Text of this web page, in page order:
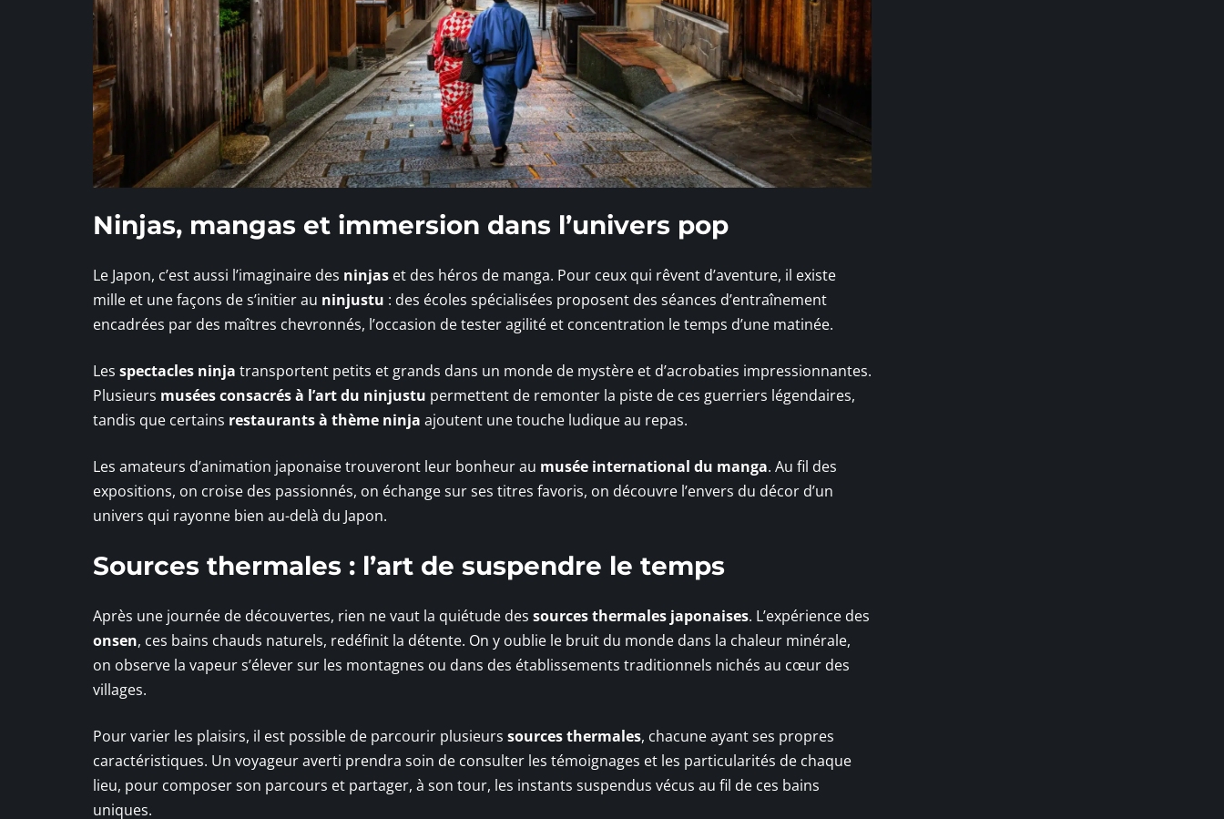
Ninjas, mangas et immersion dans l’univers pop
Le Japon, c’est aussi l’imaginaire des ninjas et des héros de manga. Pour ceux qui rêvent d’aventure, il existe
mille et une façons de s’initier au ninjustu : des écoles spécialisées proposent des séances d’entraînement
encadrées par des maîtres chevronnés, l’occasion de tester agilité et concentration le temps d’une matinée.
Les spectacles ninja transportent petits et grands dans un monde de mystère et d’acrobaties impressionnantes.
Plusieurs musées consacrés à l’art du ninjustu permettent de remonter la piste de ces guerriers légendaires,
tandis que certains restaurants à thème ninja ajoutent une touche ludique au repas.
Les amateurs d’animation japonaise trouveront leur bonheur au musée international du manga. Au fil des
expositions, on croise des passionnés, on échange sur ses titres favoris, on découvre l’envers du décor d’un
univers qui rayonne bien au-delà du Japon.
Sources thermales : l’art de suspendre le temps
Après une journée de découvertes, rien ne vaut la quiétude des sources thermales japonaises. L’expérience des
onsen, ces bains chauds naturels, redéfinit la détente. On y oublie le bruit du monde dans la chaleur minérale,
on observe la vapeur s’élever sur les montagnes ou dans des établissements traditionnels nichés au cœur des
villages.
Pour varier les plaisirs, il est possible de parcourir plusieurs sources thermales, chacune ayant ses propres
caractéristiques. Un voyageur averti prendra soin de consulter les témoignages et les particularités de chaque
lieu, pour composer son parcours et partager, à son tour, les instants suspendus vécus au fil de ces bains
uniques.